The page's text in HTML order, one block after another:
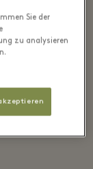
Sie der
zu analysieren